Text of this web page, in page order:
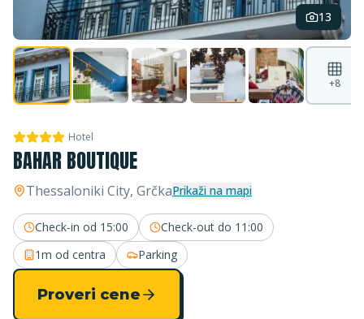
13
+8
Hotel
BAHAR BOUTIQUE
Thessaloniki City, GrčkaPrikaži na mapi
Check-in od 15:00 Check-out do 11:00
1m od centra Parking
Proveri cene